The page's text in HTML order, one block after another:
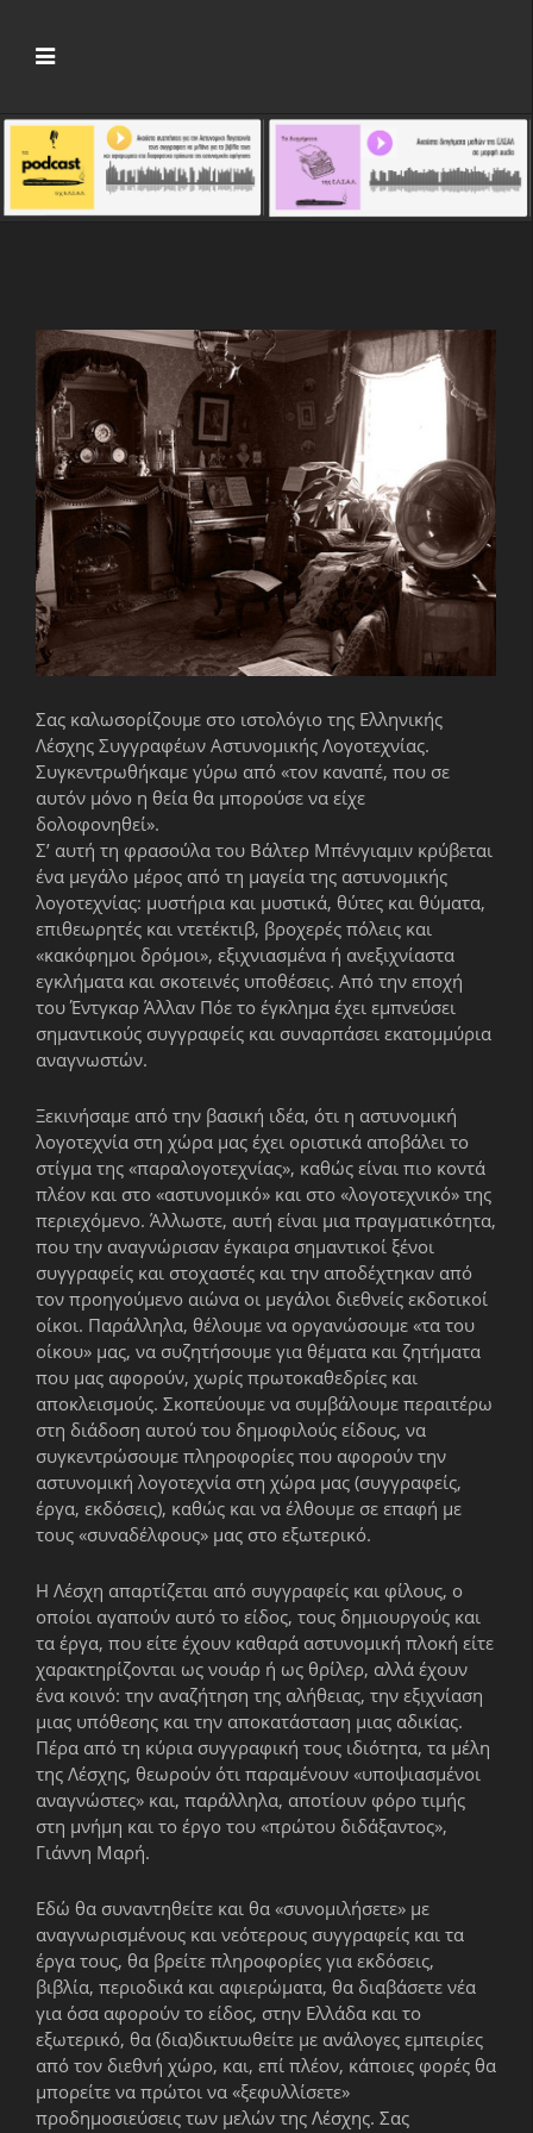
Σας καλωσορίζουμε στο ιστολόγιο της Ελληνικής
Λέσχης Συγγραφέων Αστυνομικής Λογοτεχνίας.
Συγκεντρωθήκαμε γύρω από «τον καναπέ, που σε
αυτόν μόνο η θεία θα μπορούσε να είχε
δολοφονηθεί».
Σ’ αυτή τη φρασούλα του Βάλτερ Μπένγιαμιν κρύβεται
ένα μεγάλο μέρος από τη μαγεία της αστυνομικής
λογοτεχνίας: μυστήρια και μυστικά, θύτες και θύματα,
επιθεωρητές και ντετέκτιβ, βροχερές πόλεις και
«κακόφημοι δρόμοι», εξιχνιασμένα ή ανεξιχνίαστα
εγκλήματα και σκοτεινές υποθέσεις. Από την εποχή
του Έντγκαρ Άλλαν Πόε το έγκλημα έχει εμπνεύσει
σημαντικούς συγγραφείς και συναρπάσει εκατομμύρια
αναγνωστών.
Ξεκινήσαμε από την βασική ιδέα, ότι η αστυνομική
λογοτεχνία στη χώρα μας έχει οριστικά αποβάλει το
στίγμα της «παραλογοτεχνίας», καθώς είναι πιο κοντά
πλέον και στο «αστυνομικό» και στο «λογοτεχνικό» της
περιεχόμενο. Άλλωστε, αυτή είναι μια πραγματικότητα,
που την αναγνώρισαν έγκαιρα σημαντικοί ξένοι
συγγραφείς και στοχαστές και την αποδέχτηκαν από
τον προηγούμενο αιώνα οι μεγάλοι διεθνείς εκδοτικοί
οίκοι. Παράλληλα, θέλουμε να οργανώσουμε «τα του
οίκου» μας, να συζητήσουμε για θέματα και ζητήματα
που μας αφορούν, χωρίς πρωτοκαθεδρίες και
αποκλεισμούς. Σκοπεύουμε να συμβάλουμε περαιτέρω
στη διάδοση αυτού του δημοφιλούς είδους, να
συγκεντρώσουμε πληροφορίες που αφορούν την
αστυνομική λογοτεχνία στη χώρα μας (συγγραφείς,
έργα, εκδόσεις), καθώς και να έλθουμε σε επαφή με
τους «συναδέλφους» μας στο εξωτερικό.
Η Λέσχη απαρτίζεται από συγγραφείς και φίλους, ο
οποίοι αγαπούν αυτό το είδος, τους δημιουργούς και
τα έργα, που είτε έχουν καθαρά αστυνομική πλοκή είτε
χαρακτηρίζονται ως νουάρ ή ως θρίλερ, αλλά έχουν
ένα κοινό: την αναζήτηση της αλήθειας, την εξιχνίαση
μιας υπόθεσης και την αποκατάσταση μιας αδικίας.
Πέρα από τη κύρια συγγραφική τους ιδιότητα, τα μέλη
της Λέσχης, θεωρούν ότι παραμένουν «υποψιασμένοι
αναγνώστες» και, παράλληλα, αποτίουν φόρο τιμής
στη μνήμη και το έργο του «πρώτου διδάξαντος»,
Γιάννη Μαρή.
Εδώ θα συναντηθείτε και θα «συνομιλήσετε» με
αναγνωρισμένους και νεότερους συγγραφείς και τα
έργα τους, θα βρείτε πληροφορίες για εκδόσεις,
βιβλία, περιοδικά και αφιερώματα, θα διαβάσετε νέα
για όσα αφορούν το είδος, στην Ελλάδα και το
εξωτερικό, θα (δια)δικτυωθείτε με ανάλογες εμπειρίες
από τον διεθνή χώρο, και, επί πλέον, κάποιες φορές θα
μπορείτε να πρώτοι να «ξεφυλλίσετε»
προδημοσιεύσεις των μελών της Λέσχης. Σας